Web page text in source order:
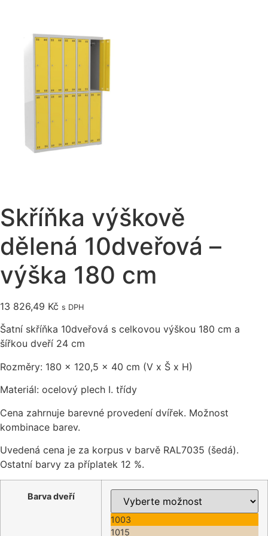
Skříňka výškově
dělená 10dveřová –
výška 180 cm
13 826,49 Kč s DPH
Šatní skříňka 10dveřová s celkovou výškou 180 cm a
šířkou dveří 24 cm
Rozměry: 180 x 120,5 x 40 cm (V x Š x H)
Materiál: ocelový plech I. třídy
Cena zahrnuje barevné provedení dvířek. Možnost
kombinace barev.
Uvedená cena je za korpus v barvě RAL7035 (šedá).
Ostatní barvy za příplatek 12 %.
Barva dveří
1003
1015